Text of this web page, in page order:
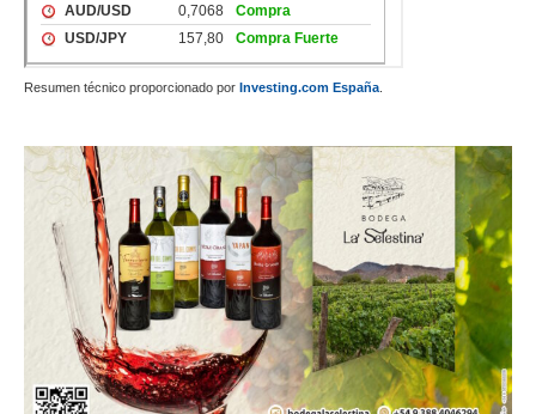
Resumen técnico proporcionado por Investing.com España